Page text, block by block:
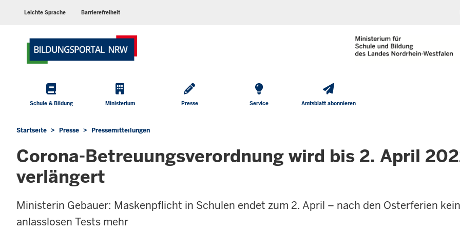
Sprachen
Leichte Sprache Barrierefreiheit
Hauptmenü
Schule & Bildung Ministerium Presse Service Amtsblatt abonnieren
Sie
sich
Startseite Presse Pressemitteilungen
Corona-Betreuungsverordnung wird bis 2. April
verlängert
Ministerin Gebauer: Maskenpflicht in Schulen endet zum 2. April – nach den Osterferien
anlasslosen Tests mehr